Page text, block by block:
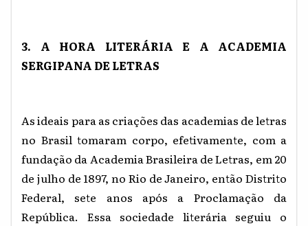
3. A HORA LITERÁRIA E A ACADEMIA
SERGIPANA DE LETRAS
As ideais para as criações das academias de letras
no Brasil tomaram corpo, efetivamente, com a
fundação da Academia Brasileira de Letras, em 20
de julho de 1897, no Rio de Janeiro, então Distrito
Federal, sete anos após a Proclamação da
República. Essa sociedade literária seguiu o